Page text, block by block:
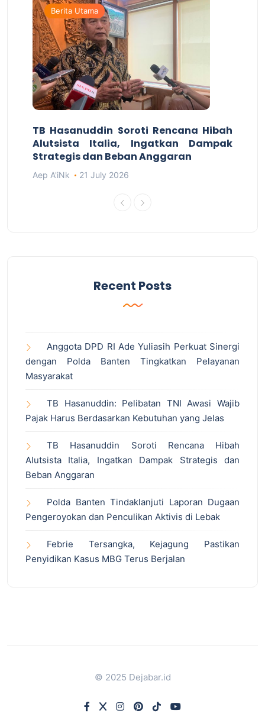
Berita Utama
TB Hasanuddin Soroti Rencana Hibah
Alutsista Italia, Ingatkan Dampak
Strategis dan Beban Anggaran
Aep A'iNk 21 July 2026
Recent Posts
Anggota DPD RI Ade Yuliasih Perkuat Sinergi
dengan Polda Banten Tingkatkan Pelayanan
Masyarakat
TB Hasanuddin: Pelibatan TNI Awasi Wajib
Pajak Harus Berdasarkan Kebutuhan yang Jelas
TB Hasanuddin Soroti Rencana Hibah
Alutsista Italia, Ingatkan Dampak Strategis dan
Beban Anggaran
Polda Banten Tindaklanjuti Laporan Dugaan
Pengeroyokan dan Penculikan Aktivis di Lebak
Febrie Tersangka, Kejagung Pastikan
Penyidikan Kasus MBG Terus Berjalan
© 2025 Dejabar.id